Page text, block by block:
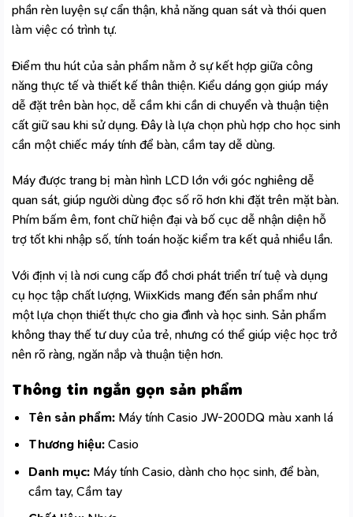
phần rèn luyện sự cẩn thận, khả năng quan sát và thói quen
làm việc có trình tự.
Điểm thu hút của sản phẩm nằm ở sự kết hợp giữa công
năng thực tế và thiết kế thân thiện. Kiểu dáng gọn giúp máy
dễ đặt trên bàn học, dễ cầm khi cần di chuyển và thuận tiện
cất giữ sau khi sử dụng. Đây là lựa chọn phù hợp cho học sinh
cần một chiếc máy tính để bàn, cầm taydễ dùng.
Máy được trang bị màn hình LCD lớn với góc nghiêng dễ
quan sát, giúp người dùng đọc số rõ hơn khi đặt trên mặt bàn.
Phím bấm êm, font chữ hiện đại và bố cục dễ nhận diện hỗ
trợ tốt khi nhập số, tính toán hoặc kiểm tra kết quả nhiều lần.
Với định vị là nơi cung cấp đồ chơi phát triển trí tuệ và dụng
cụ học tập chất lượng, WiixKids mang đến sản phẩm như
một lựa chọn thiết thực cho gia đình và học sinh. Sản phẩm
không thay thế tư duy của trẻ, nhưng có thể giúp việc học trở
nên rõ ràng, ngăn nắp và thuận tiện hơn.
Thông tin ngắn gọn sản phẩm
Tên sản phẩm:Máy tính Casio JW-200DQ màu xanh lá
Thương hiệu:Casio
Danh mục:Máy tính Casio, dành cho học sinh, để bàn,
cầm tay, Cầm tay